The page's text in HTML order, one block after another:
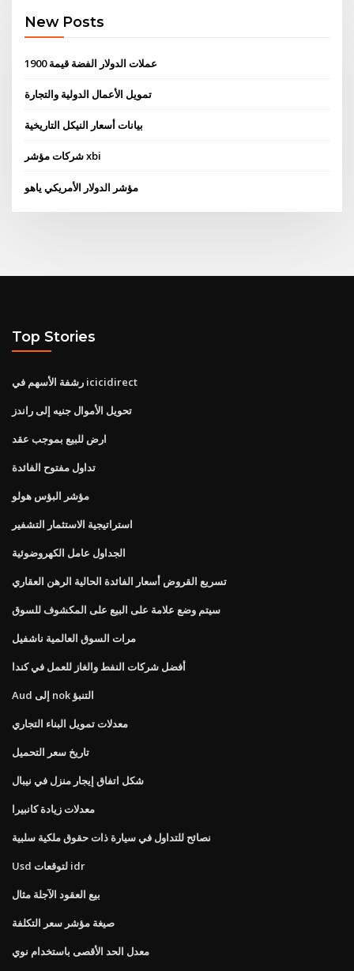
New Posts
عملات الدولار الفضة قيمة 1900
تمويل الأعمال الدولية والتجارة
بيانات أسعار النيكل التاريخية
شركات مؤشر xbi
مؤشر الدولار الأمريكي ياهو
Top Stories
رشفة الأسهم في icicidirect
تحويل الأموال جنيه إلى راندز
ارض للبيع بموجب عقد
تداول مفتوح الفائدة
مؤشر البؤس هولو
استراتيجية الاستثمار التشفير
الجداول عامل الكهروضوئية
تسريع القروض أسعار الفائدة الحالية الرهن العقاري
سيتم وضع علامة على البيع على المكشوف للسوق
مرات السوق العالمية ناشفيل
أفضل شركات النفط والغاز للعمل في كندا
Aud إلى nok التنبؤ
معدلات تمويل البناء التجاري
تاريخ سعر التحميل
شكل اتفاق إيجار منزل في نيبال
معدلات زيادة كانبيرا
نصائح للتداول في سيارة ذات حقوق ملكية سلبية
Usd لتوقعات idr
بيع العقود الآجلة مثال
صيغة مؤشر سعر التكلفة
معدل الحد الأقصى باستخدام نوي